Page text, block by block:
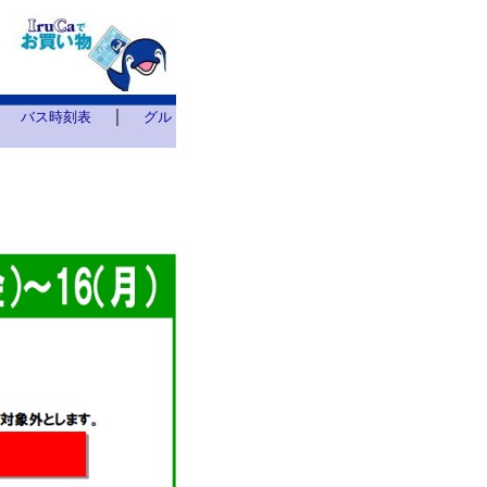
バス時刻表｜ グル